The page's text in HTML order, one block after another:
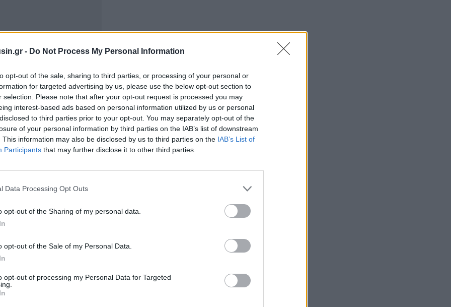
- Do Not Process My Personal Information
opt-out of the sale, sharing to third parties, or processing of your personal or
for targeted advertising by us, please use the below opt-out section to
selection. Please note that after your opt-out request is processed you may
interest-based ads based on personal information utilized by us or personal
to third parties prior to your opt-out. You may separately opt-out of the
of your personal information by third parties on the IAB’s list of downstream
This information may also be disclosed by us to third parties on the IAB’s List of
Participants that may further disclose it to other third parties.
Data Processing Opt Outs
opt-out of the Sharing of my personal data.
opt-out of the Sale of my Personal Data.
opt-out of processing my Personal Data for Targeted